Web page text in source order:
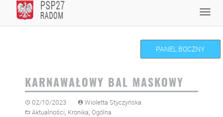
content
PANEL BOCZNY
KARNAWAŁOWY BAL MASKOWY
02/10/2023
Wioletta Styczyńska
Aktualności, Kronika, Ogólna